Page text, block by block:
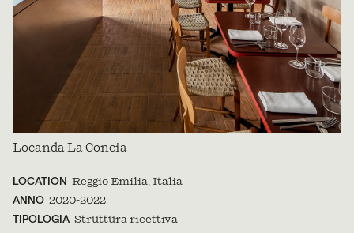
Locanda La Concia
LOCATION Reggio Emilia, Italia
ANNO 2020-2022
TIPOLOGIA Struttura ricettiva